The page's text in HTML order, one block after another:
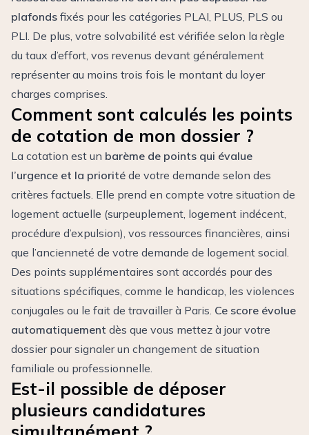
plafonds fixés pour les catégories PLAI, PLUS, PLS ou
PLI. De plus, votre solvabilité est vérifiée selon la règle
du taux d’effort, vos revenus devant généralement
représenter au moins trois fois le montant du loyer
charges comprises.
Comment sont calculés les points
de cotation de mon dossier ?
La cotation est un barème de points qui évalue
l’urgence et la priorité de votre demande selon des
critères factuels. Elle prend en compte votre situation de
logement actuelle (surpeuplement, logement indécent,
procédure d’expulsion), vos ressources financières, ainsi
que l’ancienneté de votre demande de logement social.
Des points supplémentaires sont accordés pour des
situations spécifiques, comme le handicap, les violences
conjugales ou le fait de travailler à Paris. Ce score évolue
automatiquement dès que vous mettez à jour votre
dossier pour signaler un changement de situation
familiale ou professionnelle.
Est-il possible de déposer
plusieurs candidatures